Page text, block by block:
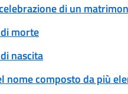
di un
morte
nascita
nome composto da più